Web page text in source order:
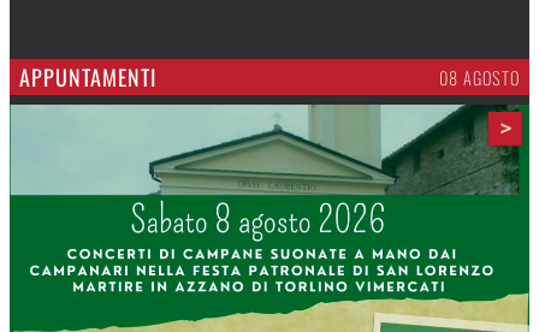
APPUNTAMENTI 06 AGOSTO
>